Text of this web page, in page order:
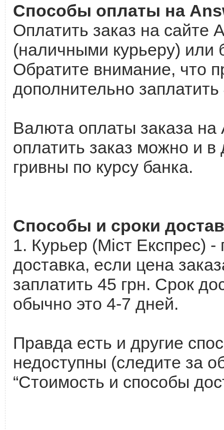
Способы оплаты на
Оплатить заказ на
(наличными курьеру) или
Обратите внимание, что
дополнительно заплатить
Валюта оплаты заказа на
оплатить заказ можно и в
гривны по курсу банка.
Способы и сроки
1. Курьер (Мiст Експрес) -
доставка, если цена
заплатить 45 грн. Срок
обычно это 4-7 дней.
Правда есть и другие
недоступны (следите за
“Стоимость и способы